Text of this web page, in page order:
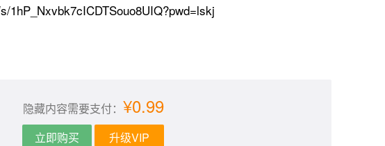
1hP_Nxvbk7cICDTSouo8UIQ?pwd=lskj
隐藏内容需要支付： ¥0.99
立即购买 升级VIP